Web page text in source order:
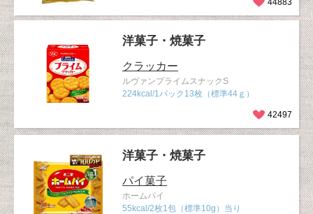
44883
洋菓子・焼菓子
クラッカー
ルヴァンプライムスナックS
224kcal/1パック13枚（標準44ｇ）
42497
洋菓子・焼菓子
パイ菓子
ホームパイ
55kcal/2枚1包（標準10g）当り